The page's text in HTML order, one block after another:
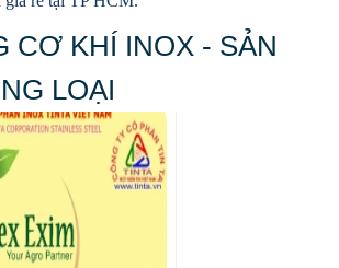
CƠ KHÍ INOX - SẢN
LOẠI